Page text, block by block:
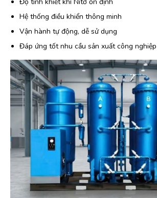
Hệ thống điều khiển thông minh
Vận hành tự động, dễ sử dụng
Đáp ứng tốt nhu cầu sản xuất công